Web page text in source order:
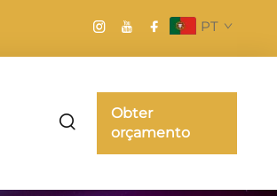
PT
Obter
orçamento